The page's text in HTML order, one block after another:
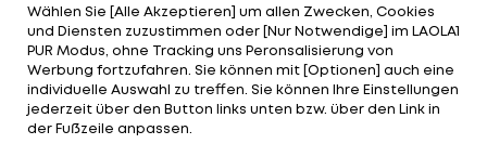
musste sich Truppe gemeinsam mitCornelia
Hüttermit Platz fünf begnügen. Ein Ergebnis, das
noch lange an der Kärntnerin genagt hat.
"Ich war so enttäuscht von mir, ich habe mich
Wählen Sie [Alle Akzeptieren] um allen Zwecken, Cookies
und Diensten zuzustimmen oder [Nur Notwendige] im LAOLA1
PUR Modus, ohne Tracking uns Peronsalisierung von
Werbung fortzufahren. Sie können mit [Optionen] auch eine
individuelle Auswahl zu treffen. Sie können Ihre Einstellungen
jederzeit über den Button links unten bzw. über den Link in
der Fußzeile anpassen.